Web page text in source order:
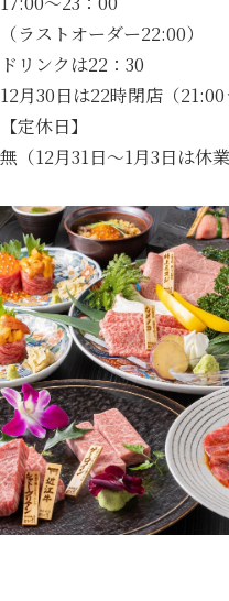
（ラストオーダー22:00）
ドリンクは22：30
12月30日は22時閉店（21:00
【定休日】
無（12月31日～1月3日は休業